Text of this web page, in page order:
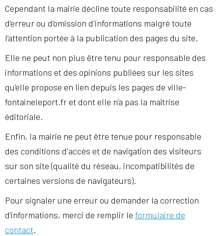
Cependant la mairie décline toute responsabilité en cas
d’erreur ou d’omission d'informations malgré toute
l’attention portée à la publication des pages du site.
Elle ne peut non plus être tenu pour responsable des
informations et des opinions publiées sur les sites
qu’elle propose en lien depuis les pages de ville-
fontaineleport.fr et dont elle n’a pas la maîtrise
éditoriale.
Enfin, la mairie ne peut être tenue pour responsable
des conditions d'accès et de navigation des visiteurs
sur son site (qualité du réseau, incompatibilités de
certaines versions de navigateurs).
Pour signaler une erreur ou demander la correction
d’informations, merci de remplir le formulaire de
contact.